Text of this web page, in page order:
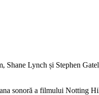
Lynch și Stephen
sonoră a filmului Notting